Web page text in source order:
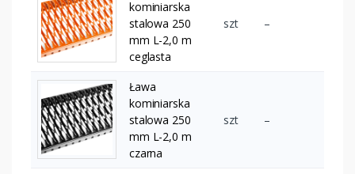
kominiarska
stalowa 250
mm L-2,0 m
ceglasta
szt –
Ława
kominiarska
stalowa 250
mm L-2,0 m
czarna
szt –